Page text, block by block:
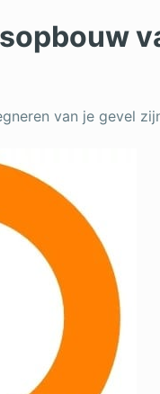
van je gevel